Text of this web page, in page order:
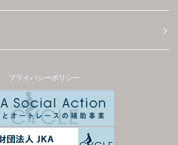
プライバシーポリシー